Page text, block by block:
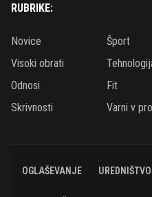
RUBRIKE:
Novice Šport
Visoki obrati
Odnosi
Fit
Skrivnosti
Varni v
OGLAŠEVANJE UREDNIŠTVO